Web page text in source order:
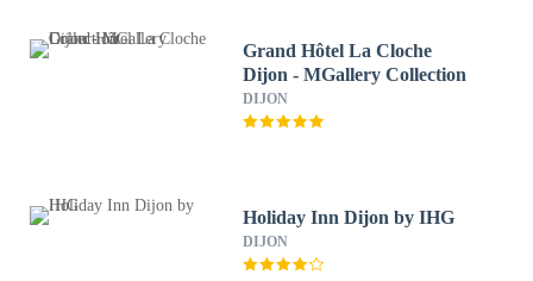
Grand Hôtel La Cloche
Dijon - MGallery Collection
DIJON
Holiday Inn Dijon by IHG
DIJON